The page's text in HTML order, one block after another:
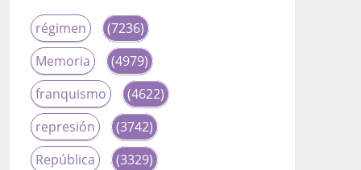
régimen
(7236)
Memoria
(4979)
franquismo
(4622)
represión
(3742)
República
(3329)